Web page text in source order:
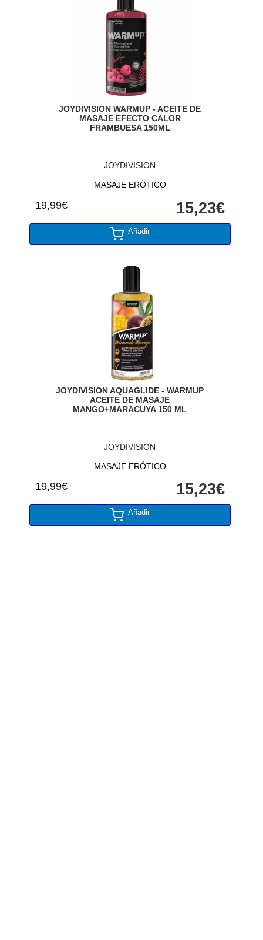
JOYDIVISION WARMUP - ACEITE DE
MASAJE EFECTO CALOR
FRAMBUESA 150ML
JOYDIVISION
MASAJE ERÓTICO
19,99€ 15,23€
Añadir
JOYDIVISION AQUAGLIDE - WARMUP
ACEITE DE MASAJE
MANGO+MARACUYA 150 ML
JOYDIVISION
MASAJE ERÓTICO
19,99€ 15,23€
Añadir